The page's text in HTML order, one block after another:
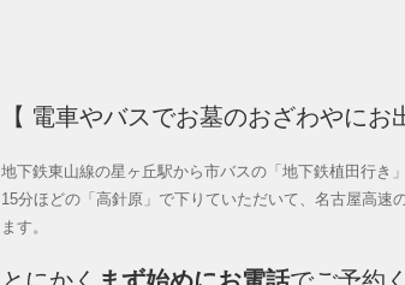
【 電車やバスでお墓のおざわやにお
地下鉄東山線の星ヶ丘駅から市バスの「地下鉄植田行き
15分ほどの「高針原」で下りていただいて、名古屋高速
ます。